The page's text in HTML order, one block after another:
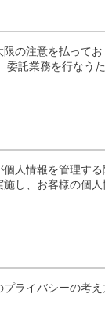
の注意を払って
託業務を行な
人情報を管理す
し、お客様の個
ライバシーの考え